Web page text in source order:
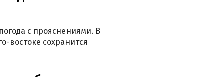
с прояснениями. В
востоке сохранится